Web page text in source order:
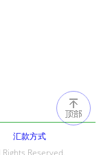
汇款方式
Reserved.